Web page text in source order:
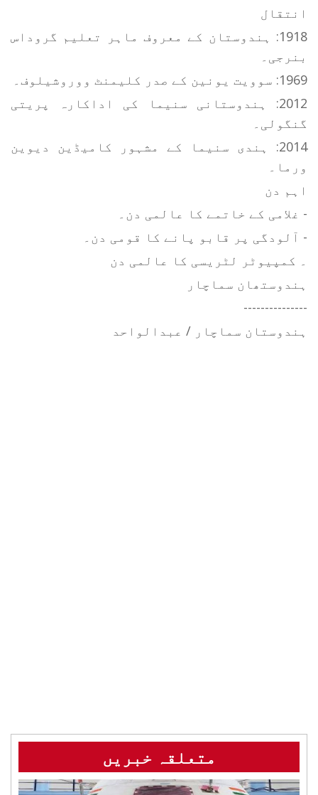
انتقال
1918: ہندوستان کے معروف ماہر تعلیم گروداس
بنرجی۔
1969: سوویت یونین کے صدر کلیمنٹ ووروشیلوف۔
2012: ہندوستانی سنیما کی اداکارہ پریتی
گنگولی۔
2014: ہندی سنیما کے مشہور کامیڈین دیوین
ورما۔
اہم دن
- غلامی کے خاتمے کا عالمی دن۔
- آلودگی پر قابو پانے کا قومی دن۔
۔ کمپیوٹر لٹریسی کا عالمی دن
ہندوستھان سماچار
---------------
ہندوستان سماچار / عبدالواحد
متعلقہ خبریں